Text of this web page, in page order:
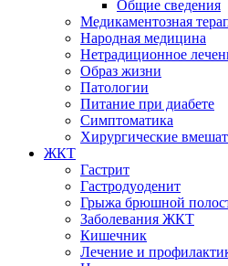
Общие сведения
Медикаментозная
Народная медицина
Нетрадиционное
Образ жизни
Патологии
Питание при диабете
Симптоматика
Хирургические
ЖКТ
Гастрит
Гастродуоденит
Грыжа брюшной
Заболевания ЖКТ
Кишечник
Лечение и